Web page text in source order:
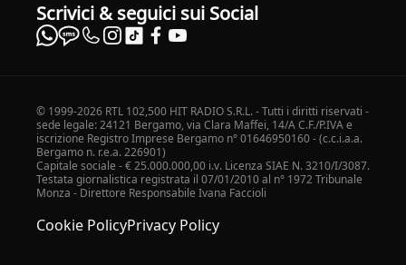
Scrivici & seguici sui Social
© 1999-2026 RTL 102,500 HIT RADIO S.R.L. - Tutti i diritti riservati -
sede legale: 24121 Bergamo, via Clara Maffei, 14/A C.F./P.IVA e
iscrizione Registro Imprese Bergamo n° 01646950160 - (c.c.i.a.a.
Bergamo n. r.e.a. 226901)
Capitale sociale - € 25.000.000,00 i.v. Licenza SIAE N. 3210/I/3087.
Testata giornalistica registrata il 07/01/2010 al n° 1972 Tribunale
Monza - Direttore Responsabile Ivana Faccioli
Cookie PolicyPrivacy Policy